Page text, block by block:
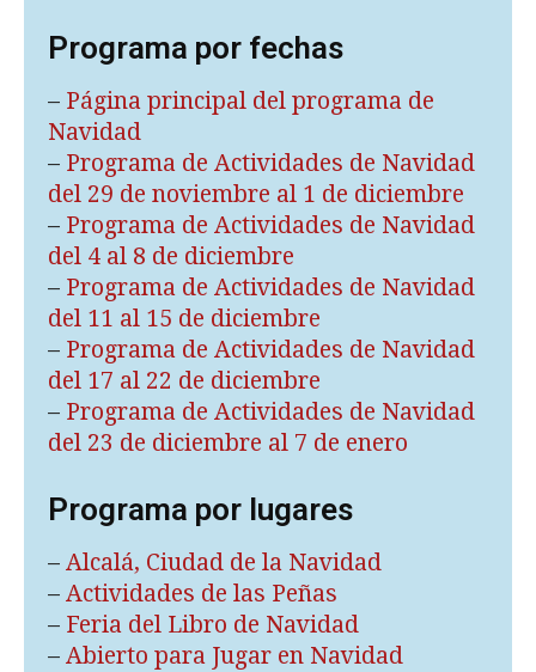
Programa por fechas
– Página principal del programa de
Navidad
– Programa de Actividades de Navidad
del 29 de noviembre al 1 de diciembre
– Programa de Actividades de Navidad
del 4 al 8 de diciembre
– Programa de Actividades de Navidad
del 11 al 15 de diciembre
– Programa de Actividades de Navidad
del 17 al 22 de diciembre
– Programa de Actividades de Navidad
del 23 de diciembre al 7 de enero
Programa por lugares
– Alcalá, Ciudad de la Navidad
– Actividades de las Peñas
– Feria del Libro de Navidad
– Abierto para Jugar en Navidad